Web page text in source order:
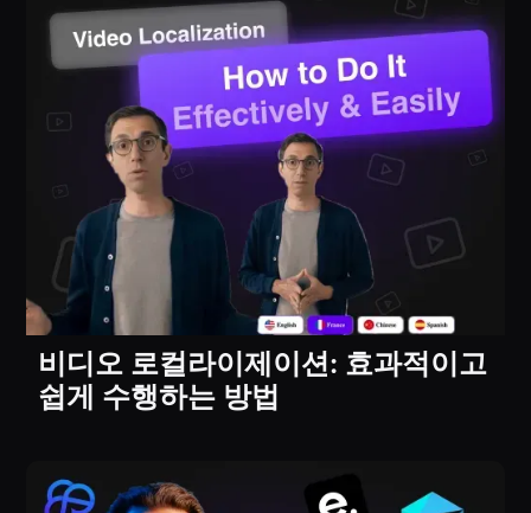
비디오 로컬라이제이션: 효과적이고
쉽게 수행하는 방법